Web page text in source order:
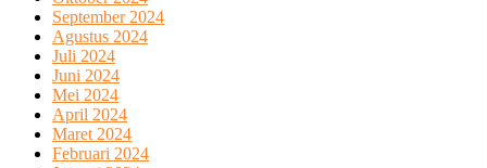
September 2024
Agustus 2024
Juli 2024
Juni 2024
Mei 2024
April 2024
Maret 2024
Februari 2024